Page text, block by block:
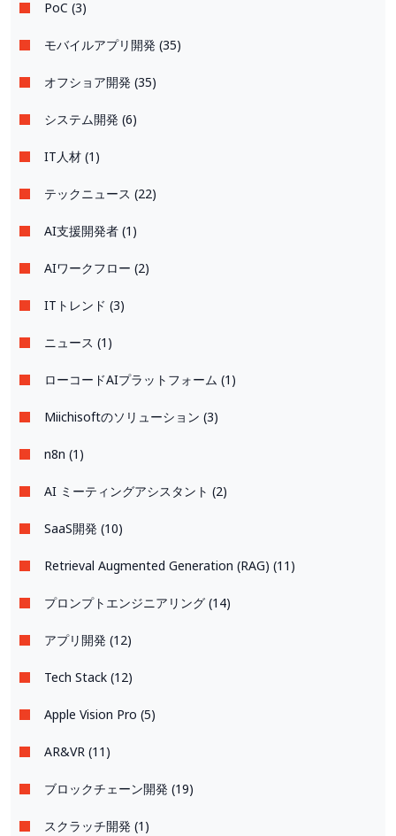
PoC (3)
モバイルアプリ開発 (35)
オフショア開発 (35)
システム開発 (6)
IT人材 (1)
テックニュース (22)
AI支援開発者 (1)
AIワークフロー (2)
ITトレンド (3)
ニュース (1)
ローコードAIプラットフォーム (1)
Miichisoftのソリューション (3)
n8n (1)
AI ミーティングアシスタント (2)
SaaS開発 (10)
Retrieval Augmented Generation (RAG) (11)
プロンプトエンジニアリング (14)
アプリ開発 (12)
Tech Stack (12)
Apple Vision Pro (5)
AR&VR (11)
ブロックチェーン開発 (19)
スクラッチ開発 (1)